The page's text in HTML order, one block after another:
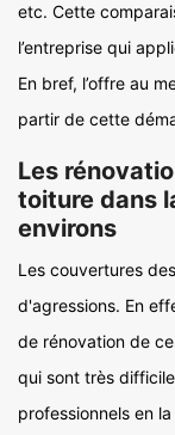
etc. Cette
l’entreprise qui
En bref, l’offre au
partir de cette
Les
toiture dans
environs
Les couvertures
d'agressions. En
de rénovation de
qui sont très
professionnels en